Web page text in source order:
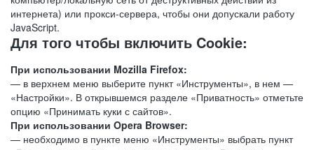
интернета) или прокси-сервера, чтобы они допускали работу
JavaScript.
Для того чтобы включить Cookie:
При использовании Mozilla Firefox:
— в верхнем меню выберите пункт «Инструменты», в нем —
«Настройки». В открывшемся разделе «Приватность» отметьте
опцию «Принимать куки с сайтов».
При использовании Opera Browser:
— необходимо в пункте меню «Инструменты» выбрать пункт